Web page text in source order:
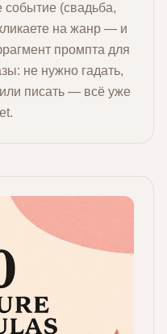
(свадьба,
на жанр — и
промпта для
не нужно гадать,
писать — всё уже